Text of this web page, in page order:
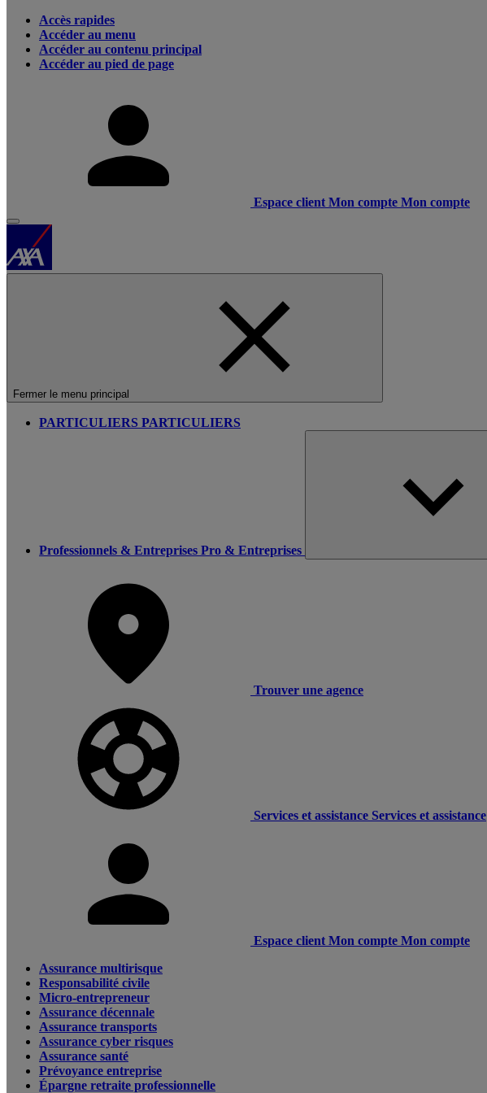
Accès rapides
Accéder au menu
Accéder au contenu principal
Accéder au pied de page
Espace client Mon compte Mon compte
Fermer le menu principal
PARTICULIERS PARTICULIERS
Professionnels & Entreprises Pro & Entreprises
Trouver une agence
Services et assistance Services et assistance
Espace client Mon compte Mon compte
Assurance multirisque
Responsabilité civile
Micro-entrepreneur
Assurance décennale
Assurance transports
Assurance cyber risques
Assurance santé
Prévoyance entreprise
Épargne retraite professionnelle